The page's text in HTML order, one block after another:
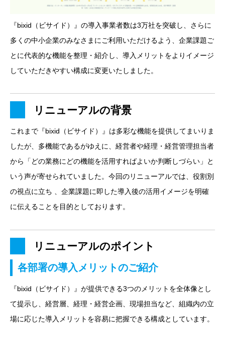
『bixid（ビサイド）』の導入事業者数は3万社を突破し、さらに
多くの中小企業のみなさまにご利用いただけるよう、企業課題ご
とに代表的な機能を整理・紹介し、導入メリットをよりイメージ
していただきやすい構成に変更いたしました。
リニューアルの背景
これまで『bixid（ビサイド）』は多彩な機能を提供してまいりま
したが、多機能であるがゆえに、経営者や経理・経営管理担当者
から「どの業務にどの機能を活用すればよいか判断しづらい」と
いう声が寄せられていました。今回のリニューアルでは、役割別
の視点に立ち 、企業課題に即した導入後の活用イメージを明確
に伝えることを目的としております。
リニューアルのポイント
各部署の導入メリットのご紹介
『bixid（ビサイド）』が提供できる3つのメリットを全体像とし
て提示し、経営層、経理・経営企画、現場担当など、組織内の立
場に応じた導入メリットを容易に把握できる構成としています。